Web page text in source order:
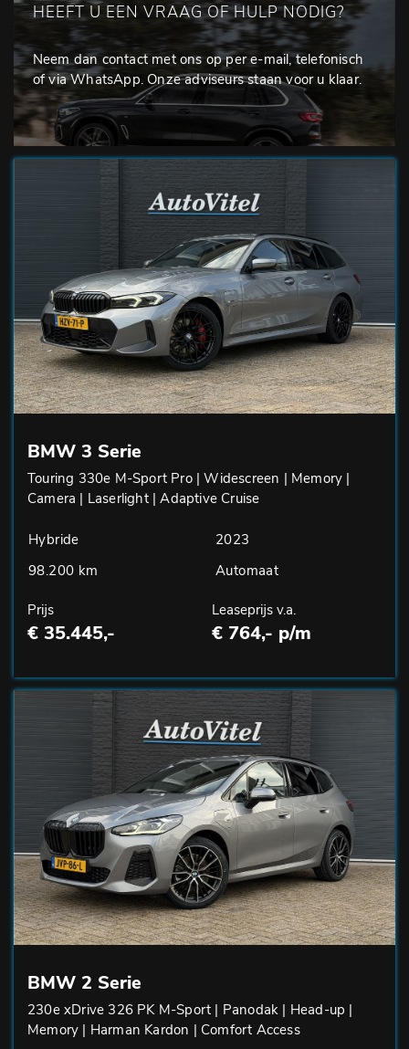
HEEFT U EEN VRAAG OF HULP NODIG?
Neem dan contact met ons op per e-mail, telefonisch
of via WhatsApp. Onze adviseurs staan voor u klaar.
BMW 3 Serie
Touring 330e M-Sport Pro | Widescreen | Memory |
Camera | Laserlight | Adaptive Cruise
Hybride
2023
98.200 km
Automaat
Prijs
€ 35.445,-
Leaseprijs v.a.
€ 764,- p/m
BMW 2 Serie
230e xDrive 326 PK M-Sport | Panodak | Head-up |
Memory | Harman Kardon | Comfort Access